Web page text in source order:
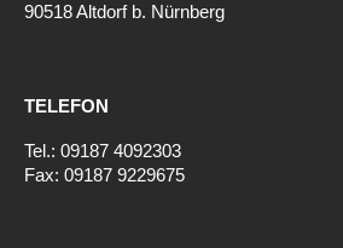
90518 Altdorf b. Nürnberg
TELEFON
Tel.: 09187 4092303
Fax: 09187 9229675